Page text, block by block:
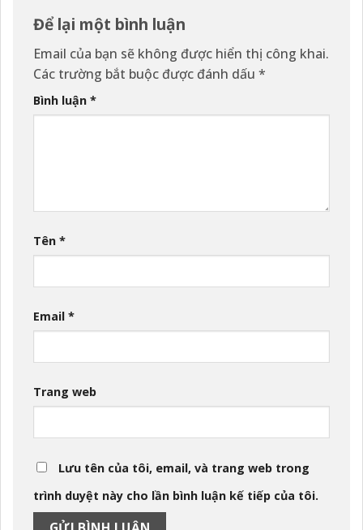
Để lại một bình luận
Email của bạn sẽ không được hiển thị công khai.
Các trường bắt buộc được đánh dấu *
Bình luận *
Tên *
Email *
Trang web
Lưu tên của tôi, email, và trang web trong
trình duyệt này cho lần bình luận kế tiếp của tôi.